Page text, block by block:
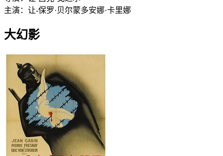
主演： 让-保罗·贝尔蒙多安娜·卡里娜
大幻影